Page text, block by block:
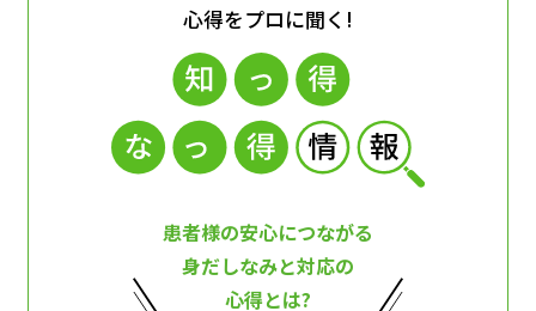
心得をプロに聞く!
患者様の安心につながる
身だしなみと対応の
心得とは?